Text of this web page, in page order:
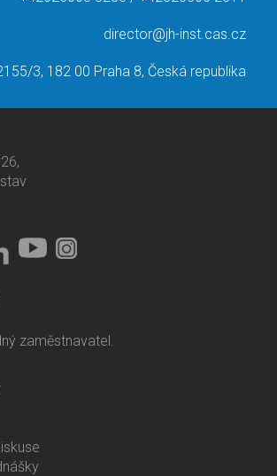
director@jh-inst.cas.cz
3, 182 00 Praha 8, Česká republika
zaměstnavatel.